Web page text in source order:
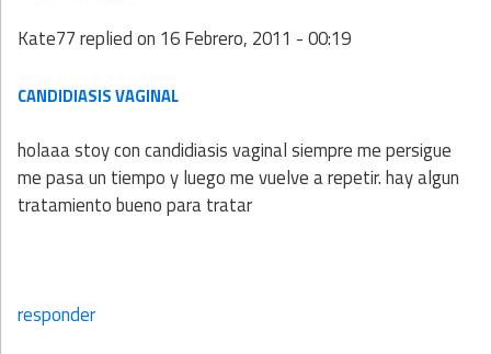
Kate77replied on 16 Febrero, 2011 - 00:19
CANDIDIASIS VAGINAL
holaaa stoy con candidiasis vaginal siempre me persigue
me pasa un tiempo y luego me vuelve a repetir. hay algun
tratamiento bueno para tratar
responder